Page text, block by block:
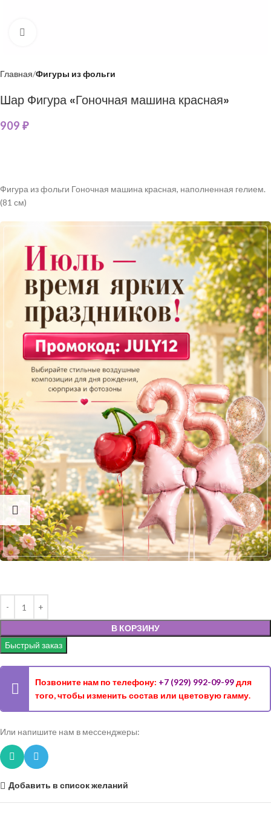
Главная Фигуры из фольги
Шар Фигура «Гоночная машина красная»
909 ₽
Фигура из фольги Гоночная машина красная, наполненная гелием.
(81 см)
В КОРЗИНУ
Быстрый заказ
Позвоните нам по телефону: +7 (929) 992-09-99для
того, чтобы изменить состав или цветовую гамму.
Или напишите нам в мессенджеры:
Добавить в список желаний